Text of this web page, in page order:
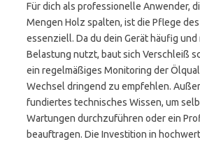
Für dich als professionelle Anwender,
Mengen Holz spalten, ist die Pflege
essenziell. Da du dein Gerät häufig und
Belastung nutzt, baut sich Verschleiß
ein regelmäßiges Monitoring der
Wechsel dringend zu empfehlen.
fundiertes technisches Wissen, um
Wartungen durchzuführen oder ein
beauftragen. Die Investition in